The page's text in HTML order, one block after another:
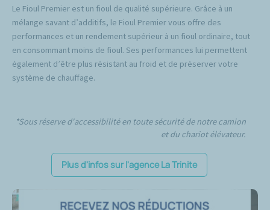
Le Fioul Premier est un fioul de qualité supérieure. Grâce à un
mélange savant d’additifs, le Fioul Premier vous offre des
performances et un rendement supérieur à un fioul ordinaire, tout
en consommant moins de fioul. Ses performances lui permettent
également d’être plus résistant au froid et de préserver votre
système de chauffage.
*Sous réserve d'accessibilité en toute sécurité de notre camion
et du chariot élévateur.
Plus d'infos sur l'agence La Trinite